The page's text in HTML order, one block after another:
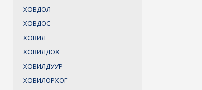
ХОВДОЛ
ХОВДОС
ХОВИЛ
ХОВИЛДОХ
ХОВИЛДУУР
ХОВИЛОРХОГ